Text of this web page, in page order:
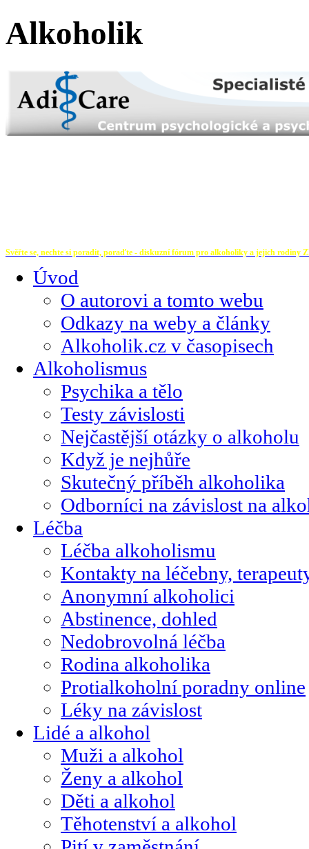
Alkoholik
Svěřte se, nechte si poradit, poraďte - diskuzní fórum pro alkoholiky a jejich rodiny
Úvod
O autorovi a tomto webu
Odkazy na weby a články
Alkoholik.cz v časopisech
Alkoholismus
Psychika a tělo
Testy závislosti
Nejčastější otázky o alkoholu
Když je nejhůře
Skutečný příběh alkoholika
Odborníci na závislost na
Léčba
Léčba alkoholismu
Kontakty na léčebny,
Anonymní alkoholici
Abstinence, dohled
Nedobrovolná léčba
Rodina alkoholika
Protialkoholní poradny online
Léky na závislost
Lidé a alkohol
Muži a alkohol
Ženy a alkohol
Děti a alkohol
Těhotenství a alkohol